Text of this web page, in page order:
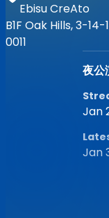
Ebisu CreAto
B1F Oak Hills, 3-
0011
夜公
Jan
Jan